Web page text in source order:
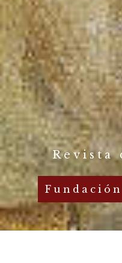
Revista